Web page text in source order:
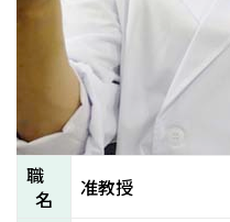
職
名
准教授